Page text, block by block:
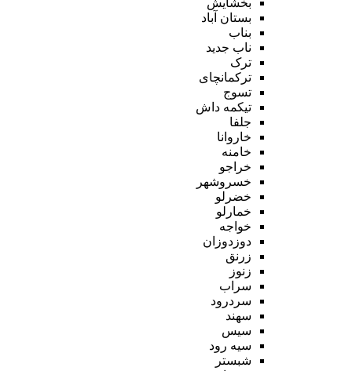
بستان آباد
بناب
ناب جدید
ترک
ترکمانچای
تسوج
تیکمه داش
جلفا
خاروانا
خامنه
خراجو
خسروشهر
خضرلو
خمارلو
خواجه
دوزدوزان
زرنق
زنوز
سراب
سردرود
سهند
سیس
سیه رود
شبستر